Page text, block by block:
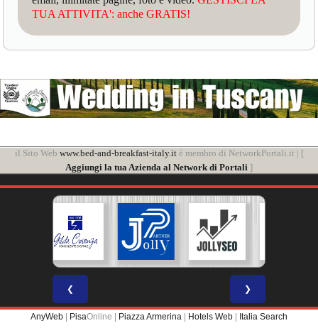
TUA ATTIVITA': anche GRATIS!
il Sito Web www.bed-and-breakfast-italy.itè membro di NetworkPortali.it | [
Aggiungi la tua Azienda al Network di Portali ]
❮ ❯
AnyWeb PisaOnline | Piazza Armerina Hotels Web Italia Search